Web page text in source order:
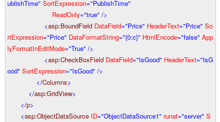
ublishTime" SortExpression="PublishTime"
ReadOnly="true" />
<asp:BoundField DataField="Price" HeaderText="Price" So
rtExpression="Price" DataFormatString="{0:c}" HtmlEncode="false" App
lyFormatInEditMode="True" />
<asp:CheckBoxField DataField="IsGood" HeaderText="IsG
ood" SortExpression="IsGood" />
</Columns>
</asp:GridView>
</p>
<asp:ObjectDataSource ID="ObjectDataSource1" runat="server" S